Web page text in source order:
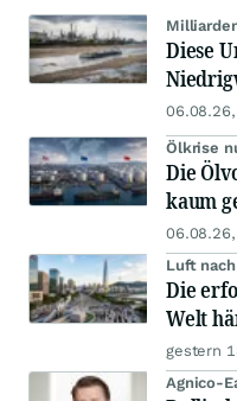
Diese
Ölkrise
Die
kaum
Luft
Die
Welt
gestern
Agnico-